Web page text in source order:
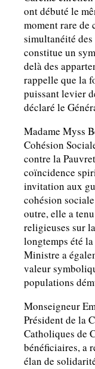
ont débuté le
moment rare de
simultanéité
constitue un
delà des
rappelle que la
puissant levier
déclaré le
Madame Myss
Cohésion
contre la
coïncidence
invitation aux
cohésion
outre, elle a
religieuses sur
longtemps été
Ministre a
valeur
populations
Monseigneur
Président de la
Catholiques de
bénéficiaires, a
élan de